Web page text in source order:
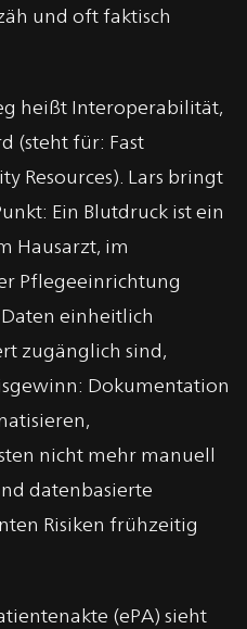
und oft faktisch
heißt Interoperabilität,
(steht für: Fast
Resources). Lars bringt
Ein Blutdruck ist ein
Hausarzt, im
Pflegeeinrichtung
einheitlich
zugänglich sind,
Dokumentation
nicht mehr manuell
datenbasierte
Risiken frühzeitig
(ePA) sieht